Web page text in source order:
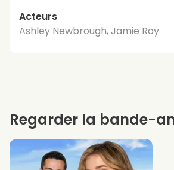
Acteurs
Ashley Newbrough, Jamie Roy
Regarder la bande-